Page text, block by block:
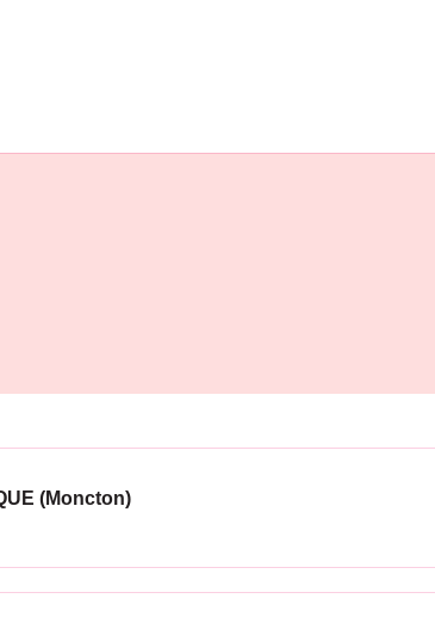
(Moncton)